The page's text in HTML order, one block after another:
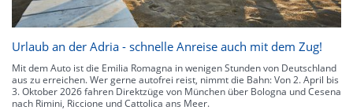
Urlaub an der Adria - schnelle Anreise auch mit dem Zug!
Mit dem Auto ist die Emilia Romagna in wenigen Stunden von Deutschland
aus zu erreichen. Wer gerne autofrei reist, nimmt die Bahn: Von 2. April bis
3. Oktober 2026 fahren Direktzüge von München über Bologna und Cesena
nach Rimini, Riccione und Cattolica ans Meer.